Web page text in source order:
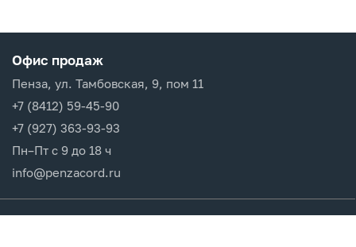
Офис продаж
Пенза, ул. Тамбовская, 9, пом 11
+7 (8412) 59-45-90
+7 (927) 363-93-93
Пн–Пт с 9 до 18 ч
info@penzacord.ru
Производители